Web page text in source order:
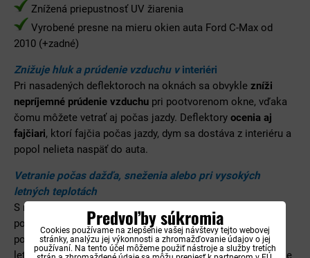
Znížená priepustnosť UV žiarenia
Vyrobené presne na mieru okien auta Ford C-Max od
2010 (+zadné)
Znižuje hluk a prúdenie vzduchu vinteriéri
Pri nasadených deflektoroch na oknách sa obvykle zníži
nepríjemné prúdenie vzduchu pri pootvorenom okne, vďaka
čomu môžete vetrať aj počas jazdy. Deflektory ocenia aj
fajčiari, ktorí fajčia počas jazdy, dym sa dostáva z interiéru a
popol nelieta naspäť do auta.
Vetranie počas dažďa, sneženia alebo pri vysokých
letných teplotách
S nainštalovanými deflektormi môžete zabezpečiť vetranie
počas nepriaznivého počasie alebo vysokých teplôt. Pri
pootvorenom oknevoda nesteká do interiéru auta. Počas
letných dní sa vetrá auto. Vďaka tmavej dymovej farbe nie je
Predvoľby súkromia
Cookies používame na zlepšenie vašej návštevy tejto webovej
stránky, analýzu jej výkonnosti a zhromažďovanie údajov o jej
používaní. Na tento účel môžeme použiť nástroje a služby tretích